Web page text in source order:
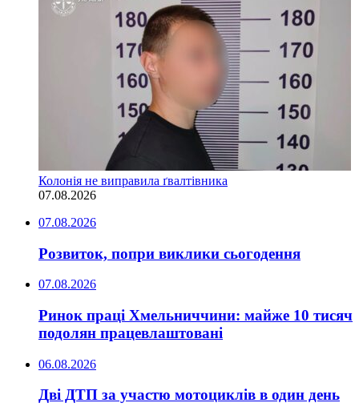
Колонія не виправила ґвалтівника
07.08.2026
07.08.2026
Розвиток, попри виклики сьогодення
07.08.2026
Ринок праці Хмельниччини: майже 10 тисяч
подолян працевлаштовані
06.08.2026
Дві ДТП за участю мотоциклів в один день